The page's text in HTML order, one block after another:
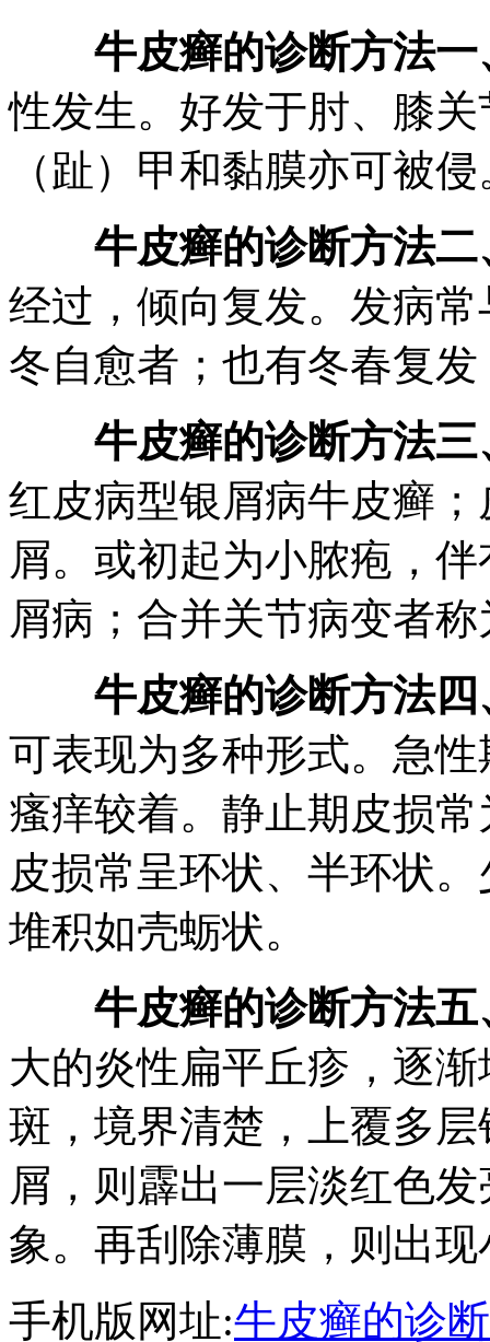
牛皮癣的诊断方法一
性发生。好发于肘、膝
（趾）甲和黏膜亦可被侵
牛皮癣的诊断方法二
经过，倾向复发。发病
冬自愈者；也有冬春复
牛皮癣的诊断方法三
红皮病型银屑病牛皮癣
屑。或初起为小脓疱，
屑病；合并关节病变者
牛皮癣的诊断方法四
可表现为多种形式。急
瘙痒较着。静止期皮损
皮损常呈环状、半环状
堆积如壳蛎状。
牛皮癣的诊断方法五
大的炎性扁平丘疹，逐
斑，境界清楚，上覆多
屑，则霹出一层淡红色
象。再刮除薄膜，则出
手机版网址:牛皮癣的诊